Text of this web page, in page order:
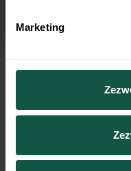
Marketing
profesjonalnych doradców jest
obecnej sytuacji i jednomyślnie
Zarząd dołoży wszelkich starań, żeby
łączący odmienne interesy akcjonariuszy.
Inkaso.